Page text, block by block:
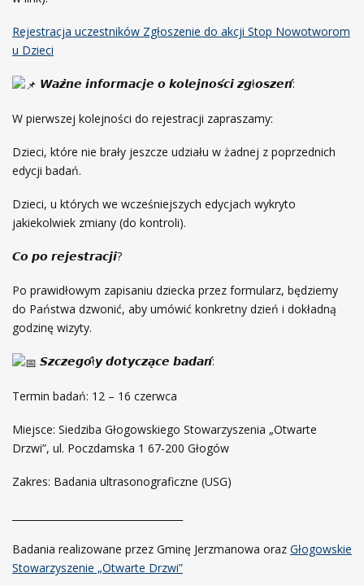
Rejestracja uczestników Zgłoszenie do akcji Stop Nowotworom
u Dzieci
𝙒𝙖𝙯̇𝙣𝙚 𝙞𝙣𝙛𝙤𝙧𝙢𝙖𝙘𝙟𝙚 𝙤 𝙠𝙤𝙡𝙚𝙟𝙣𝙤𝙨́𝙘𝙞 𝙯𝙜ł𝙤𝙨𝙯𝙚𝙣́:
W pierwszej kolejności do rejestracji zapraszamy:
Dzieci, które nie brały jeszcze udziału w żadnej z poprzednich
edycji badań.
Dzieci, u których we wcześniejszych edycjach wykryto
jakiekolwiek zmiany (do kontroli).
𝘾𝙤 𝙥𝙤 𝙧𝙚𝙟𝙚𝙨𝙩𝙧𝙖𝙘𝙟𝙞?
Po prawidłowym zapisaniu dziecka przez formularz, będziemy
do Państwa dzwonić, aby umówić konkretny dzień i dokładną
godzinę wizyty.
𝙎𝙯𝙘𝙯𝙚𝙜𝙤́ł𝙮 𝙙𝙤𝙩𝙮𝙘𝙯𝙖̨𝙘𝙚 𝙗𝙖𝙙𝙖𝙣́:
Termin badań: 12 – 16 czerwca
Miejsce: Siedziba Głogowskiego Stowarzyszenia „Otwarte
Drzwi”, ul. Poczdamska 1 67-200 Głogów
Zakres: Badania ultrasonograficzne (USG)
Badania realizowane przez Gminę Jerzmanowa oraz Głogowskie
Stowarzyszenie „Otwarte Drzwi”